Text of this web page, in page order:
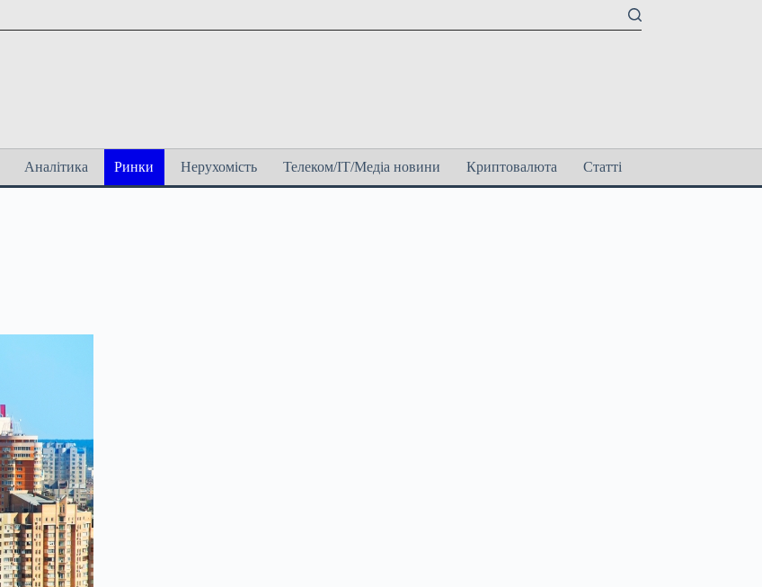
Аналітика Ринки Нерухомість Телеком/ІТ/Медіа новини Криптовалюта Статті